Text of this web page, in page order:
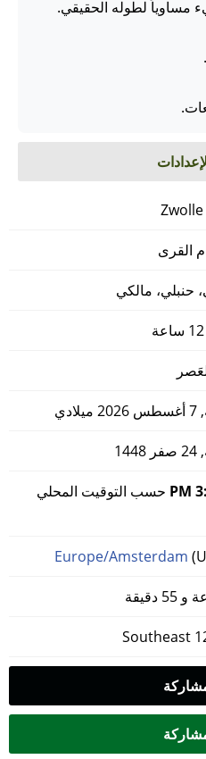
مساوياً لطوله الحقيقي.
القرى
حنبلي، مالكي
حسب التوقيت المحلي
Europe/Amsterdam